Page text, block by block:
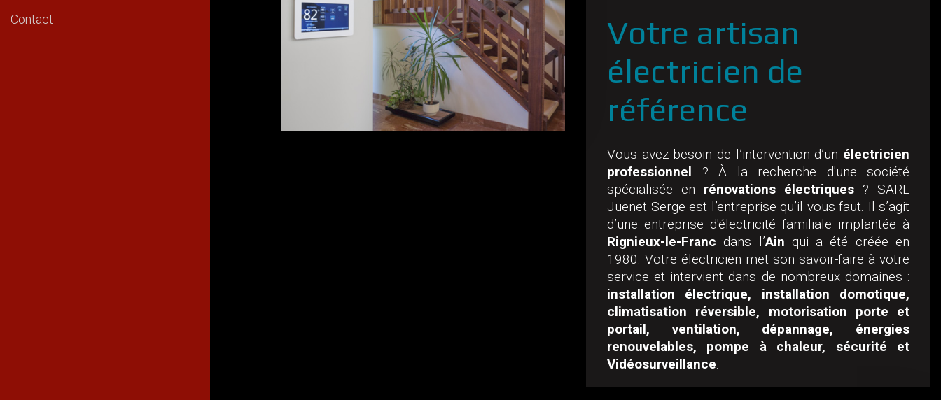
Contact
Votre artisan
électricien de
référence
Vous avez besoin de l’intervention d’un électricien
professionnel ? À la recherche d'une société
spécialisée en rénovations électriques ? SARL
Juenet Serge est l’entreprise qu’il vous faut. Il s’agit
d’une entreprise d'électricité familiale implantée à
Rignieux-le-Franc dans l’Ain qui a été créée en
1980. Votre électricien met son savoir-faire à votre
service et intervient dans de nombreux domaines :
installation électrique, installation domotique,
climatisation réversible, motorisation porte et
portail, ventilation, dépannage, énergies
renouvelables, pompe à chaleur, sécurité et
Vidéosurveillance